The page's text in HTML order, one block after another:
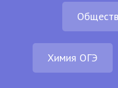
Химия ОГЭ